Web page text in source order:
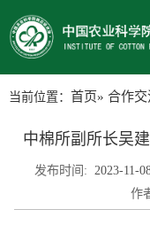
当前位置： 首页» 合作交
中棉所副所长吴
发布时间: 2023-11-
作